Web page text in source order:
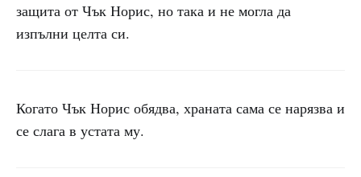
защита от Чък Норис, но така и не могла да
изпълни целта си.
Когато Чък Норис обядва, храната сама се нарязва и
се слага в устата му.